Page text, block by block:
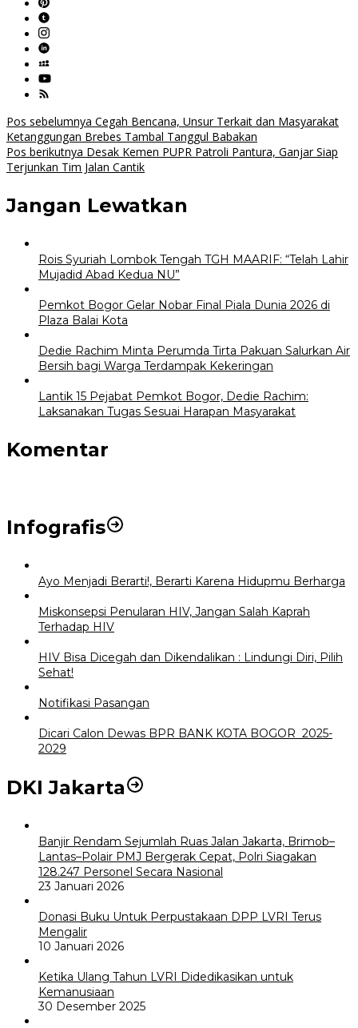
Navigasi
pos
Pos sebelumnya Cegah Bencana, Unsur Terkait dan Masyarakat
Ketanggungan Brebes Tambal Tanggul Babakan
Pos berikutnya Desak Kemen PUPR Patroli Pantura, Ganjar Siap
Terjunkan Tim Jalan Cantik
Jangan Lewatkan
Rois Syuriah Lombok Tengah TGH MAARIF: “Telah Lahir
Mujadid Abad Kedua NU”
Pemkot Bogor Gelar Nobar Final Piala Dunia 2026 di
Plaza Balai Kota
Dedie Rachim Minta Perumda Tirta Pakuan Salurkan Air
Bersih bagi Warga Terdampak Kekeringan
Lantik 15 Pejabat Pemkot Bogor, Dedie Rachim:
Laksanakan Tugas Sesuai Harapan Masyarakat
Komentar
Infografis
Ayo Menjadi Berarti!, Berarti Karena Hidupmu Berharga
Miskonsepsi Penularan HIV, Jangan Salah Kaprah
Terhadap HIV
HIV Bisa Dicegah dan Dikendalikan : Lindungi Diri, Pilih
Sehat!
Notifikasi Pasangan
Dicari Calon Dewas BPR BANK KOTA BOGOR 2025-
2029
DKI Jakarta
Banjir Rendam Sejumlah Ruas Jalan Jakarta, Brimob–
Lantas–Polair PMJ Bergerak Cepat, Polri Siagakan
128.247 Personel Secara Nasional
23 Januari 2026
Donasi Buku Untuk Perpustakaan DPP LVRI Terus
Mengalir
10 Januari 2026
Ketika Ulang Tahun LVRI Didedikasikan untuk
Kemanusiaan
30 Desember 2025